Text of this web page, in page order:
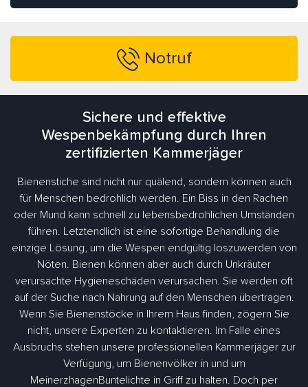
Notruf
Sichere und effektive
Wespenbekämpfung durch Ihren
zertifizierten Kammerjäger
Bienenstiche sind nicht nur quälend, sondern können auch
für Menschen bedrohlich werden. Ein Biss in den Rachen
oder Mund kann schnell zu lebensbedrohlichen Umständen
führen. Letztendlich ist eine sofortige Behandlung die
einzige Lösung, um die Wespen endgültig loszuwerden von
Nöten. Bienen können aber auch durch Unkräuter
verursachte Hygieneschäden verursachen. Sie werden oft
auf der Suche nach Nahrung auf den Menschen übertragen.
Wenn Sie Bienenstöcke in Ihrem Haus finden, zögern Sie
nicht, unsere Experten zu kontaktieren. Im Falle eines
Ausbruchs stehen unsere professionellen Kammerjäger zur
Verfügung, um Bienenvölker in und um
MeinerzhagenBuntelichte in Griff zu halten. Doch per